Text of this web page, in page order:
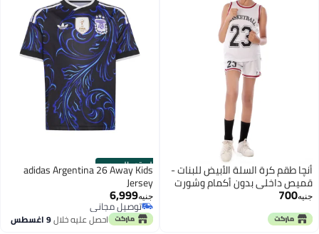
أنچا طقم كرة السلة الأبيض للبنات -
قميص داخلي بدون أكمام وشورت
قابل للتنفس
جنيه700
الستور الرسمي
adidas Argentina 26 Away Kids
Jersey
جنيه6,999
توصيل مجاني
توصيل مجانياحصل عليه خلال9 اغسطس